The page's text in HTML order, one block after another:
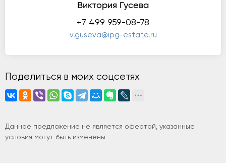
Виктория Гусева
+7 499 959-08-78
v.guseva@ipg-estate.ru
Поделиться в моих соцсетях
Данное предложение не является офертой, указанные
условия могут быть изменены